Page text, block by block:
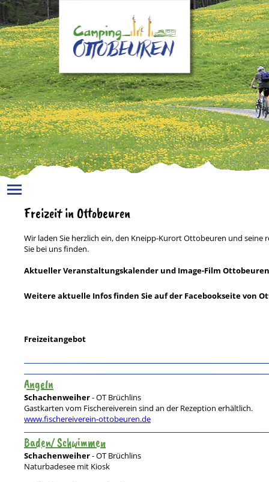
Freizeit in Ottobeuren
Wir laden Sie herzlich ein, den Kneipp-Kurort Ottobeuren und seine
Sie bei uns finden.
Aktueller Veranstaltungskalender und Image-Film
Weitere aktuelle Infos finden Sie auf der Facebookseite von
Freizeitangebot
Angeln
Schachenweiher- OT Brüchlins
Gastkarten vom Fischereiverein sind an der Rezeption erhältlich.
www.fischereiverein-ottobeuren.de
Baden/ Schwimmen
Schachenweiher- OT Brüchlins
Naturbadesee mit Kiosk